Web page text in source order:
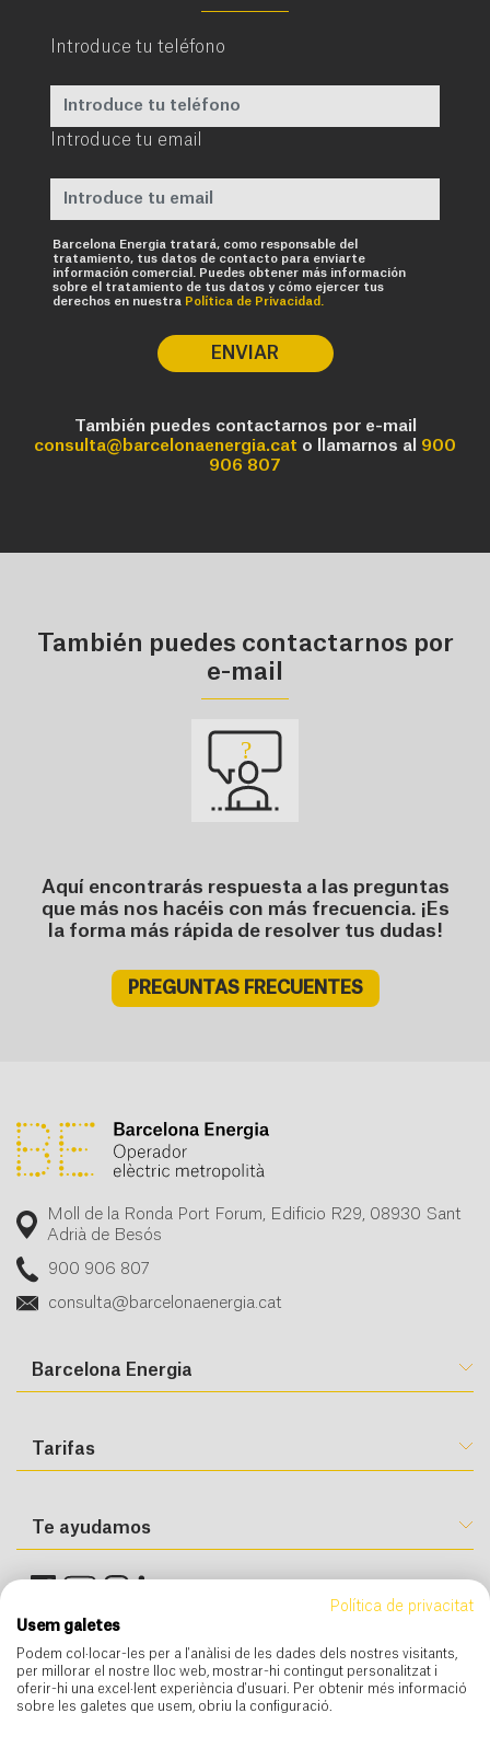
Introduce tu teléfono
Introduce tu email
Barcelona Energia tratará, como responsable del
tratamiento, tus datos de contacto para enviarte
información comercial. Puedes obtener más información
sobre el tratamiento de tus datos y cómo ejercer tus
derechos en nuestra Política de Privacidad.
ENVIAR
También puedes contactarnos por e-mail
consulta@barcelonaenergia.cat o llamarnos al 900
906 807
También puedes contactarnos por
e-mail
Aquí encontrarás respuesta a las preguntas
que más nos hacéis con más frecuencia. ¡Es
la forma más rápida de resolver tus dudas!
PREGUNTAS FRECUENTES
Moll de la Ronda Port Forum, Edificio R29, 08930 Sant
Adrià de Besós
900 906 807
consulta@barcelonaenergia.cat
Barcelona Energia
Tarifas
Te ayudamos
Política de privacitat
Usem galetes
Podem col·locar-les per a l'anàlisi de les dades dels nostres visitants,
per millorar el nostre lloc web, mostrar-hi contingut personalitzat i
oferir-hi una excel·lent experiència d'usuari. Per obtenir més informació
sobre les galetes que usem, obriu la configuració.